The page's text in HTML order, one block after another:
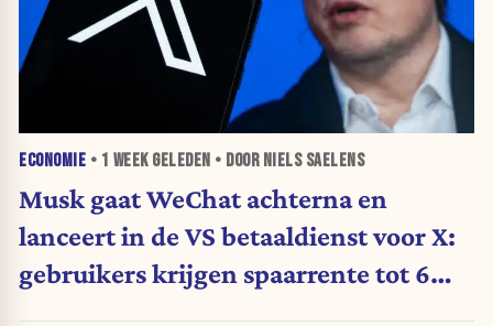
ECONOMIE • 1 WEEKGELEDEN • DOOR NIELS SAELENS
Musk gaat WeChat achterna en
lanceert in de VS betaaldienst voor X:
gebruikers krijgen spaarrente tot 6